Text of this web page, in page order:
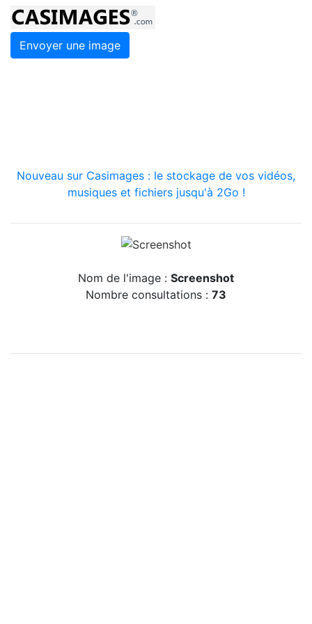
Envoyer une image
Nouveau sur Casimages : le stockage de vos vidéos,
musiques et fichiers jusqu'à 2Go !
Nom de l'image : Screenshot
Nombre consultations : 73